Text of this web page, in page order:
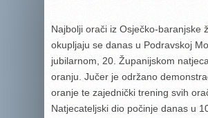
Najbolji orači iz Osječko-baranjske
okupljaju se danas u Podravskoj
jubilarnom, 20. Županijskom
oranju. Jučer je održano
oranje te zajednički trening svih
Natjecateljski dio počinje danas u